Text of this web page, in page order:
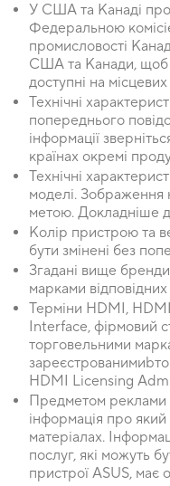
У США та Канаді
Федеральною
промисловості
США та Канади, щоб
доступні на
Технічні
попереднього
інформації
країнах окремі
Технічні
моделі. Зображення
метою. Докладніше
Колір пристрою та
бути змінені без
Згадані вище
марками
Терміни HDMI,
Interface, фірмовий
торговельними
HDMI Licensing
Предметом реклами
інформація про
матеріалах.
послуг, які можуть
пристрої ASUS, має